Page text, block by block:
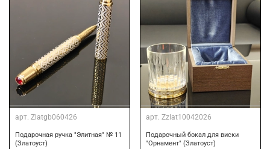
арт. Zlatgb060426
Подарочная ручка "Элитная" № 11
(Златоуст)
арт. Zzlat10042026
Подарочный бокал для виски
"Орнамент" (Златоуст)